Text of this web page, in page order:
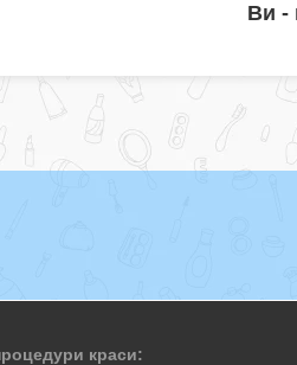
Ви -
краси: